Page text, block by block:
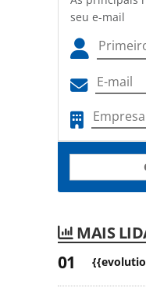
seu e-mail
MAIS